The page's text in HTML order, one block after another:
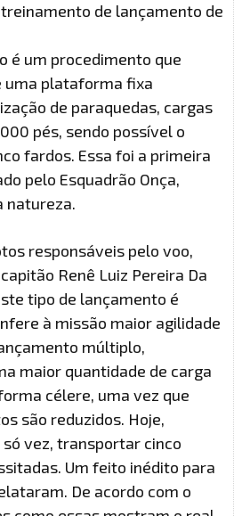
treinamento de lançamento de
é um procedimento que
uma plataforma fixa
de paraquedas, cargas
pés, sendo possível o
fardos. Essa foi a primeira
pelo Esquadrão Onça,
natureza.
responsáveis pelo voo,
Renê Luiz Pereira Da
tipo de lançamento é
à missão maior agilidade
múltiplo,
maior quantidade de carga
célere, uma vez que
são reduzidos. Hoje,
vez, transportar cinco
Um feito inédito para
De acordo com o